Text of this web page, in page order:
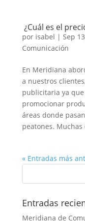
¿Cuál es el
por isabel | Sep
Comunicación
En Meridiana
a nuestros
publicitaria ya
promocionar
áreas donde
peatones. Muchas
« Entradas más
Entradas
Meridiana de